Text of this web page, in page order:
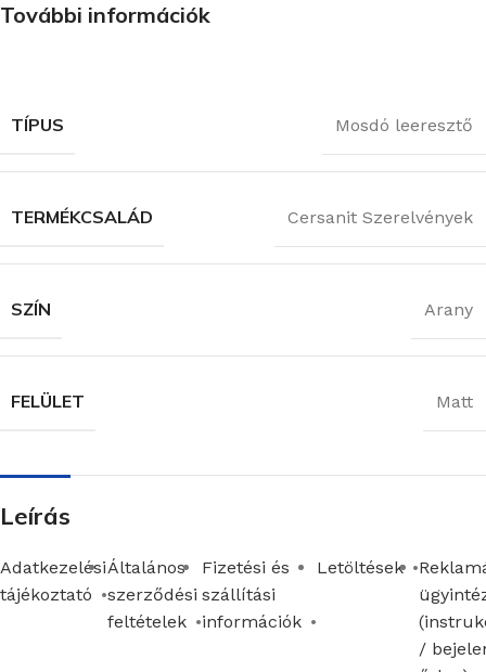
További információk
TÍPUS Mosdó leeresztő
TERMÉKCSALÁD Cersanit Szerelvények
SZÍN Arany
FELÜLET Matt
Leírás
Adatkezelési
tájékoztató
Általános
szerződési
feltételek
Fizetési és
szállítási
információk
Letöltések
/